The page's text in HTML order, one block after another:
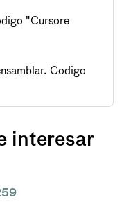
"Cursore
Codigo
interesar